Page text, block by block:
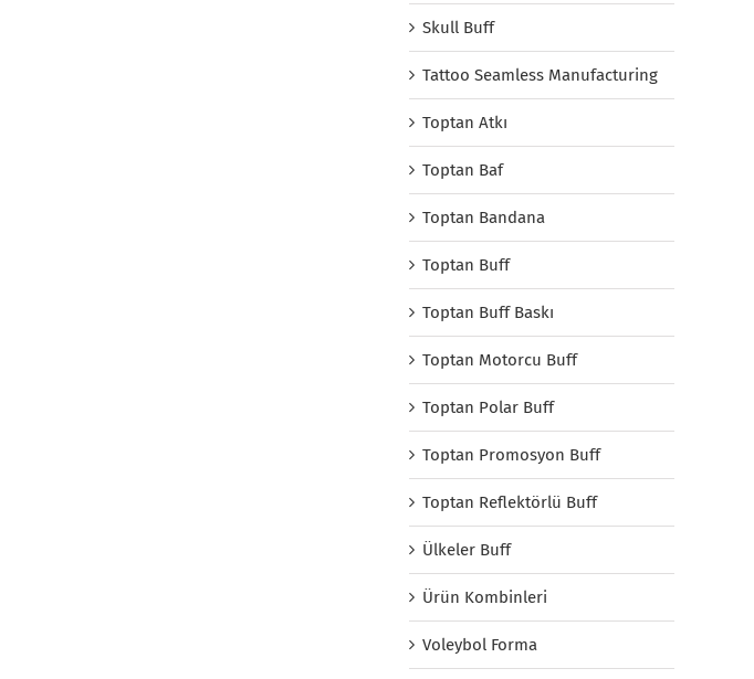
Skull Buff
Tattoo Seamless Manufacturing
Toptan Atkı
Toptan Baf
Toptan Bandana
Toptan Buff
Toptan Buff Baskı
Toptan Motorcu Buff
Toptan Polar Buff
Toptan Promosyon Buff
Toptan Reflektörlü Buff
Ülkeler Buff
Ürün Kombinleri
Voleybol Forma